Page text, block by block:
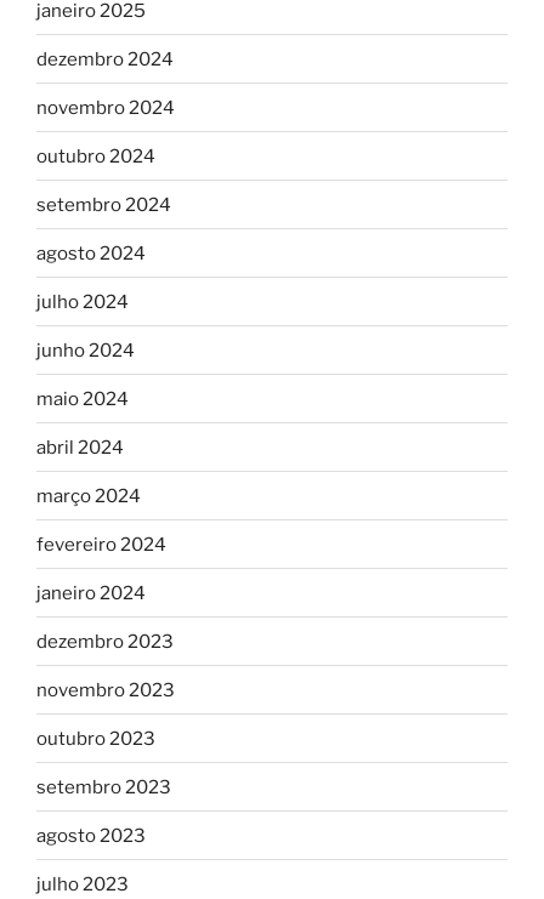
janeiro 2025
dezembro 2024
novembro 2024
outubro 2024
setembro 2024
agosto 2024
julho 2024
junho 2024
maio 2024
abril 2024
março 2024
fevereiro 2024
janeiro 2024
dezembro 2023
novembro 2023
outubro 2023
setembro 2023
agosto 2023
julho 2023